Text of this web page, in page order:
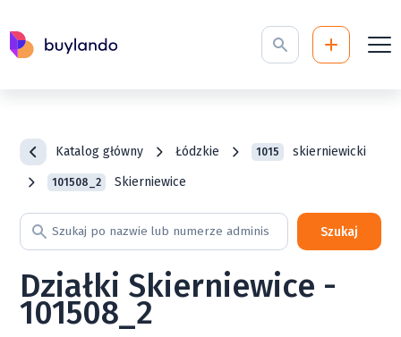
Katalog główny Łódzkie 1015 skierniewicki
101508_2 Skierniewice
Szukaj
Działki Skierniewice -
101508_2